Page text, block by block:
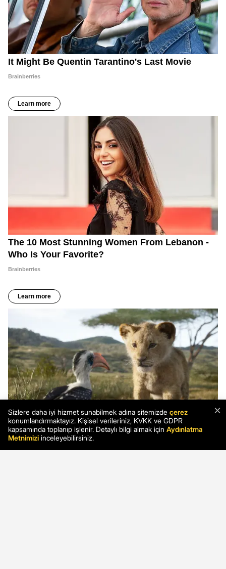
×
Sizlere daha iyi hizmet sunabilmek adına sitemizde çerez
konumlandırmaktayız. Kişisel verileriniz, KVKK ve GDPR
kapsamında toplanıp işlenir. Detaylı bilgi almak için Aydınlatma
Metnimizi inceleyebilirsiniz.